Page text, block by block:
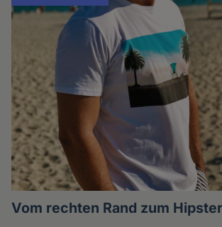
Vom rechten Rand zum Hipster